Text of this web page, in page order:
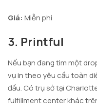
Giá: Miễn phí
3. Printful
Nếu bạn đang tìm một
vụ in theo yêu cầu toàn
đầu. Có trụ sở tại
fulfillment center khác